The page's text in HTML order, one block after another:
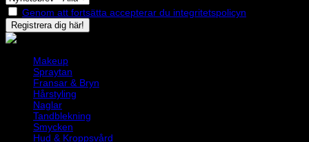
Genom att fortsätta accepterar du integritetspolicyn
Makeup
Spraytan
Fransar & Bryn
Hårstyling
Naglar
Tandblekning
Smycken
Hud & Kroppsvård